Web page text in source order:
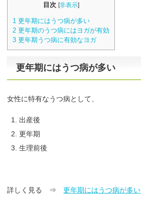
目次 [非表示]
1 更年期にはうつ病が多い
2 更年期のうつ病にはヨガが有効
3 更年期うつ病に有効なヨガ
更年期にはうつ病が多い
女性に特有なうつ病として、
出産後
更年期
生理前後
詳しく見る ⇒更年期にはうつ病が多い